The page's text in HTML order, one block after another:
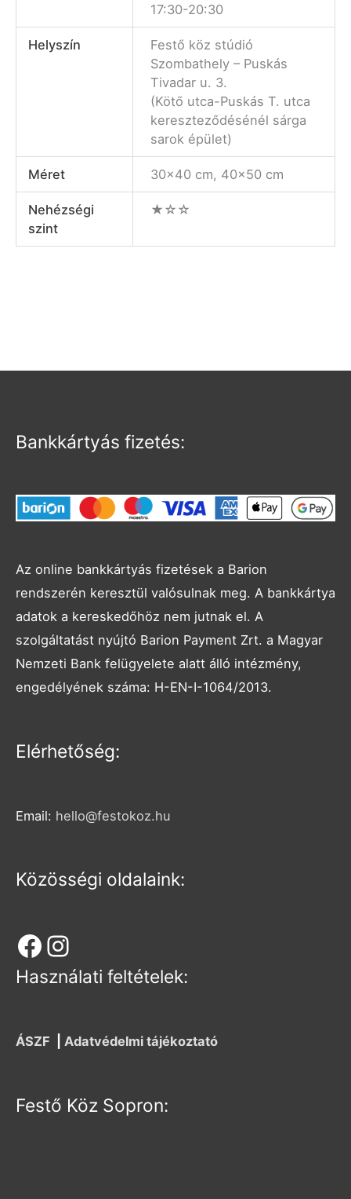
17:30-20:30
Helyszín
Festő köz stúdió
Szombathely – Puskás
Tivadar u. 3.
(Kötő utca-Puskás T. utca
kereszteződésénél sárga
sarok épület)
Méret 30×40 cm, 40×50 cm
Nehézségi
szint
★☆☆
Bankkártyás fizetés:
Az online bankkártyás fizetések a Barion
rendszerén keresztül valósulnak meg. A bankkártya
adatok a kereskedőhöz nem jutnak el. A
szolgáltatást nyújtó Barion Payment Zrt. a Magyar
Nemzeti Bank felügyelete alatt álló intézmény,
engedélyének száma: H-EN-I-1064/2013.
Elérhetőség:
Email: hello@festokoz.hu
Közösségi oldalaink:
Használati feltételek:
ÁSZF Adatvédelmi tájékoztató
Festő Köz Sopron: